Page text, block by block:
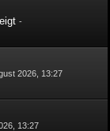
-
2026, 13:27
13:27